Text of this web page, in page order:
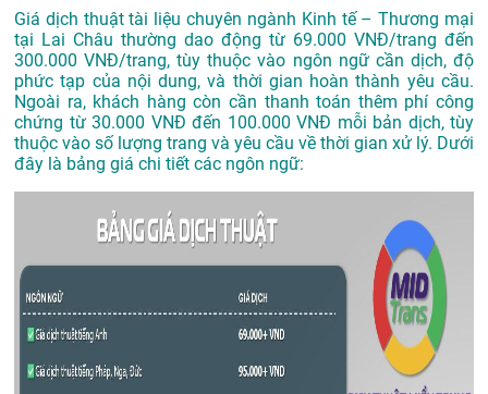
Giá dịch thuật tài liệu chuyên ngành Kinh tế – Thương mại
tại Lai Châu thường dao động từ 69.000 VNĐ/trang đến
300.000 VNĐ/trang, tùy thuộc vào ngôn ngữ cần dịch, độ
phức tạp của nội dung, và thời gian hoàn thành yêu cầu.
Ngoài ra, khách hàng còn cần thanh toán thêm phí công
chứng từ 30.000 VNĐ đến 100.000 VNĐ mỗi bản dịch, tùy
thuộc vào số lượng trang và yêu cầu về thời gian xử lý. Dưới
đây là bảng giá chi tiết các ngôn ngữ: